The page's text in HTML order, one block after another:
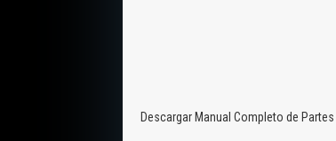
Descargar Manual Completo de